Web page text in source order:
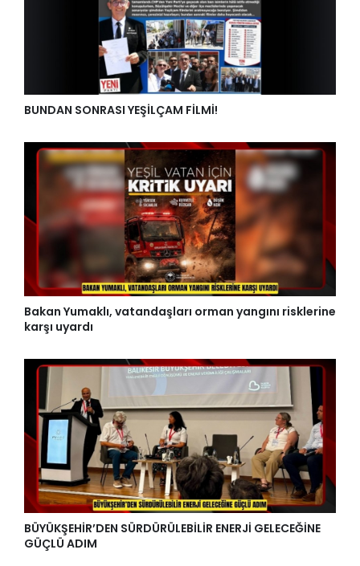
BUNDAN SONRASI YEŞİLÇAM FİLMİ!
Bakan Yumaklı, vatandaşları orman yangını risklerine
karşı uyardı
BÜYÜKŞEHİR’DEN SÜRDÜRÜLEBİLİR ENERJİ GELECEĞİNE
GÜÇLÜ ADIM